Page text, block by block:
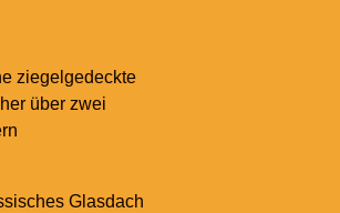
ziegelgedeckte
über zwei
Glasdach